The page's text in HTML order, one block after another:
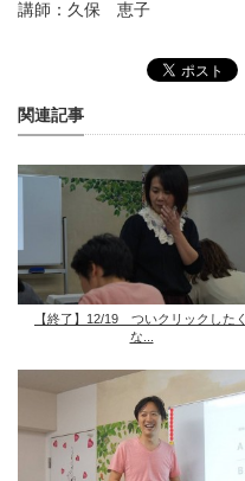
講師：久保 恵子
関連記事
【終了】12/19 ついクリックしたく
な...